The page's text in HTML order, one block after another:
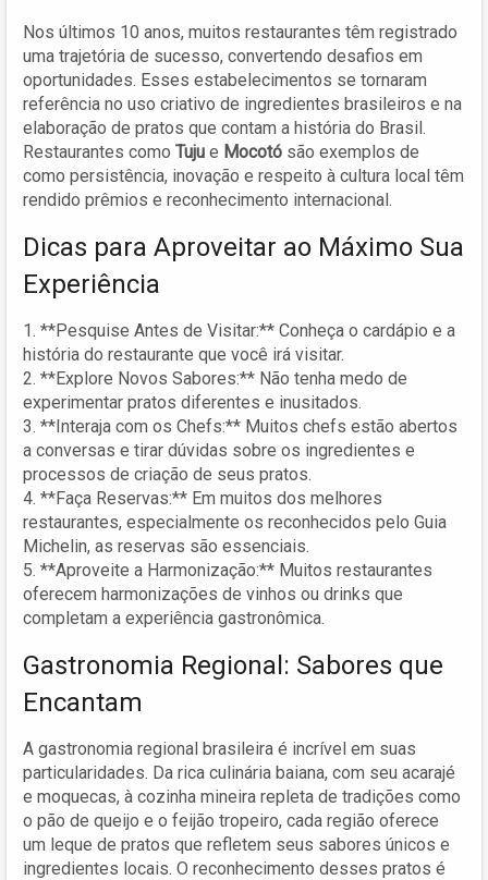
Nos últimos 10 anos, muitos restaurantes têm registrado
uma trajetória de sucesso, convertendo desafios em
oportunidades. Esses estabelecimentos se tornaram
referência no uso criativo de ingredientes brasileiros e na
elaboração de pratos que contam a história do Brasil.
Restaurantes como Tuju e Mocotó são exemplos de
como persistência, inovação e respeito à cultura local têm
rendido prêmios e reconhecimento internacional.
Dicas para Aproveitar ao Máximo Sua
Experiência
1. **Pesquise Antes de Visitar:** Conheça o cardápio e a
história do restaurante que você irá visitar.
2. **Explore Novos Sabores:** Não tenha medo de
experimentar pratos diferentes e inusitados.
3. **Interaja com os Chefs:** Muitos chefs estão abertos
a conversas e tirar dúvidas sobre os ingredientes e
processos de criação de seus pratos.
4. **Faça Reservas:** Em muitos dos melhores
restaurantes, especialmente os reconhecidos pelo Guia
Michelin, as reservas são essenciais.
5. **Aproveite a Harmonização:** Muitos restaurantes
oferecem harmonizações de vinhos ou drinks que
completam a experiência gastronômica.
Gastronomia Regional: Sabores que
Encantam
A gastronomia regional brasileira é incrível em suas
particularidades. Da rica culinária baiana, com seu acarajé
e moquecas, à cozinha mineira repleta de tradições como
o pão de queijo e o feijão tropeiro, cada região oferece
um leque de pratos que refletem seus sabores únicos e
ingredientes locais. O reconhecimento desses pratos é